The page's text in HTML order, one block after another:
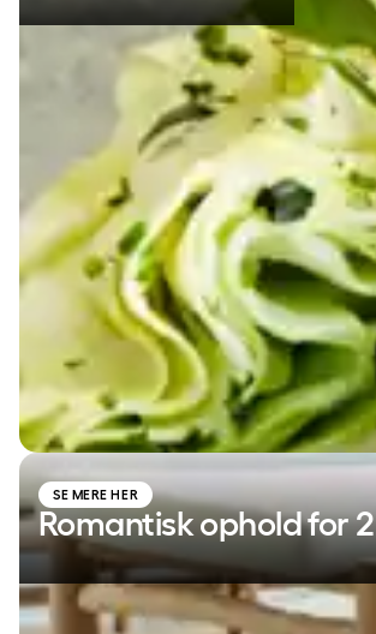
SE MERE HER
Romantisk ophold for 2
Romantisk ophold for 2